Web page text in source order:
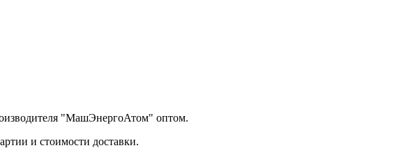
"МашЭнергоАтом" оптом.
и стоимости доставки.